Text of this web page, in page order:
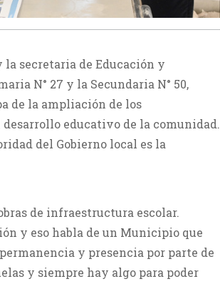
secretaria de Educación y
N° 27 y la Secundaria N° 50,
de la ampliación de los
educativo de la comunidad.
del Gobierno local es la
de infraestructura escolar.
y eso habla de un Municipio que
y presencia por parte de
y siempre hay algo para poder